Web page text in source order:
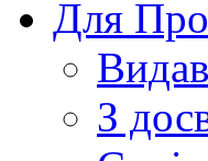
Для
З